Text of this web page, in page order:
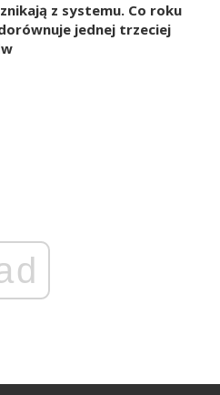
z systemu. Co roku
jednej trzeciej